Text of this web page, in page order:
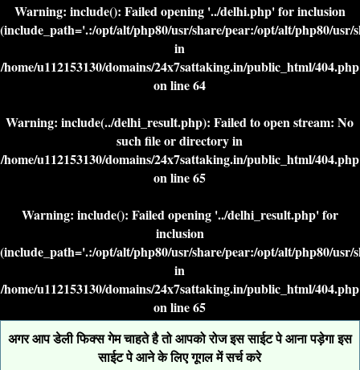
Warning: include(): Failed opening '../delhi.php' for inclusion
(include_path='.:/opt/alt/php80/usr/share/pear:/opt/alt/php80/
in
/home/u112153130/domains/24x7sattaking.in/public_html/404.php
on line64
Warning: include(../delhi_result.php): Failed to open stream: No
such file or directory in
/home/u112153130/domains/24x7sattaking.in/public_html/404.php
on line65
Warning: include(): Failed opening '../delhi_result.php' for
inclusion
(include_path='.:/opt/alt/php80/usr/share/pear:/opt/alt/php80/
in
/home/u112153130/domains/24x7sattaking.in/public_html/404.php
on line65
अगर आप डेली फिक्स गेम चाहते है तो आपको रोज इस साईट पे आना पड़ेगा इस
साईट पे आने के लिए गूगल में सर्च करे